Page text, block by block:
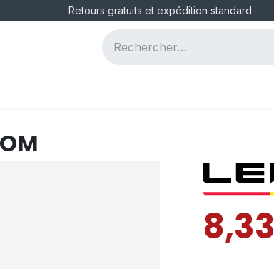
Retours gratuits et expédition standard
8,33